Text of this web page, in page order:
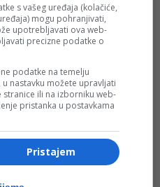
s vašeg uređaja (kolačiće,
mogu pohranjivati,
upotrebljavati ova web-
precizne podatke o
podatke na temelju
nastavku možete upravljati
ili na izborniku web-
pristanka u postavkama
Pristajem